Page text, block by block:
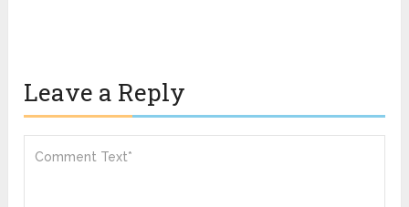
Leave a Reply